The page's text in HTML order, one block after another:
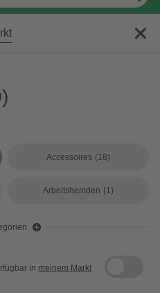
Accessoires (18)
Arbeitshemden (1)
in meinem Markt